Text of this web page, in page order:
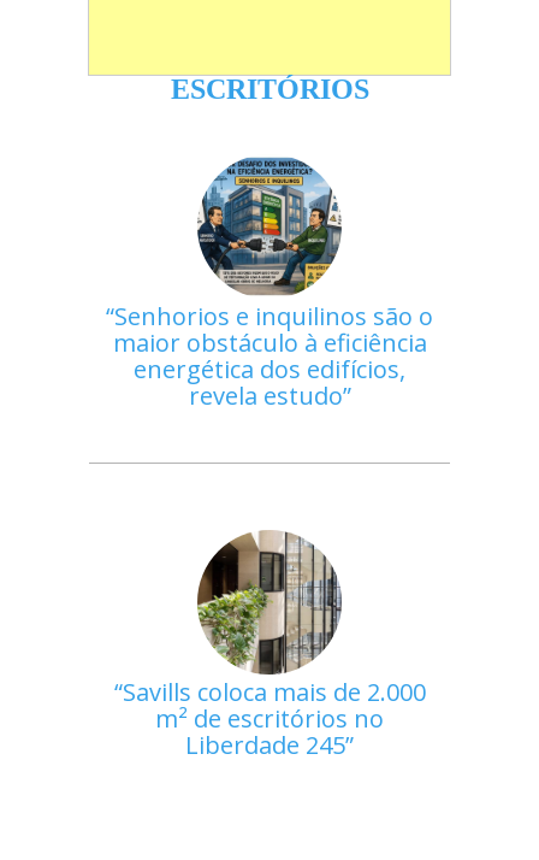
ESCRITÓRIOS
Senhorios e inquilinos são o
maior obstáculo à eficiência
energética dos edifícios,
revela estudo
Savills coloca mais de 2.000
m² de escritórios no
Liberdade 245